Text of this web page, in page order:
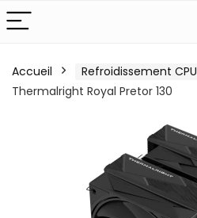
Accueil Refroidissement CPU
Thermalright Royal Pretor 130